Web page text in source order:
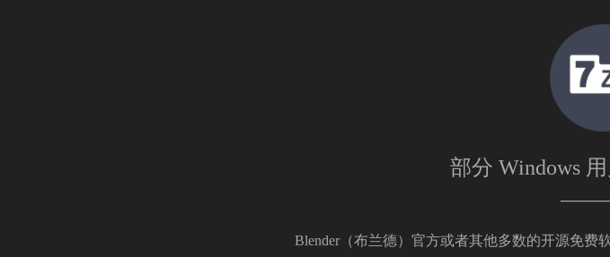
部分 Windows
Blender（布兰德）官方或者其他多数的开源免费